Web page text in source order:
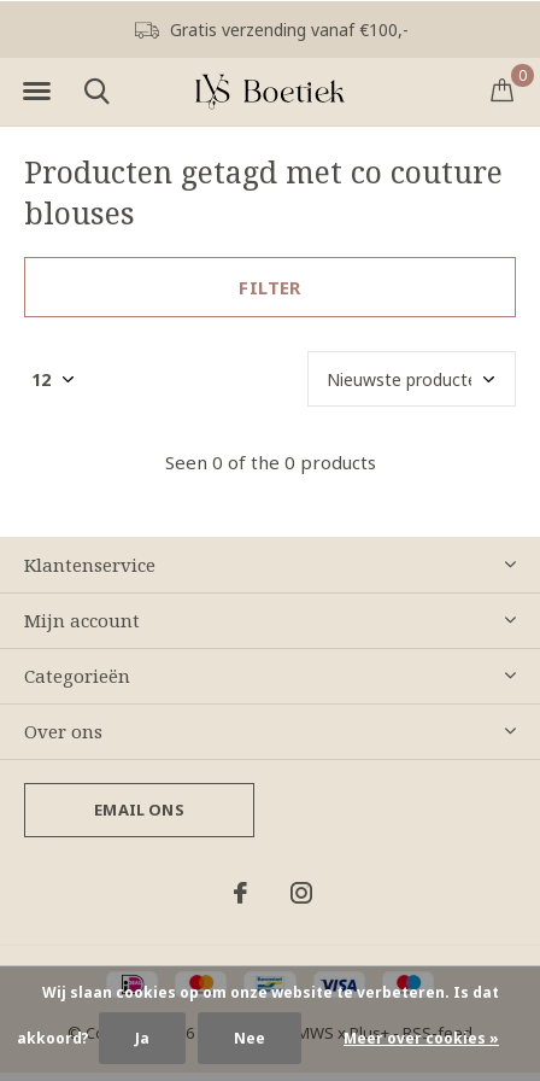
0
Gratis verzending vanaf €100,-
Producten getagd met co couture
blouses
FILTER
Seen 0 of the 0 products
Klantenservice
Mijn account
Categorieën
Over ons
EMAIL ONS
© Copyright 2026 - Theme By DMWS xPlus+-RSS-feed
Wij slaan cookies op om onze website te verbeteren. Is dat
akkoord? Ja Nee Meer over cookies »